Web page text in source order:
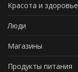
Красота и здоровье
Люди
Магазины
Продукты питания